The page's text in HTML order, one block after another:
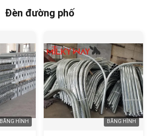
dạng huỳnh dạng huỳnh
Đèn đường phố
BĂNG HÌNH BĂNG HÌNH